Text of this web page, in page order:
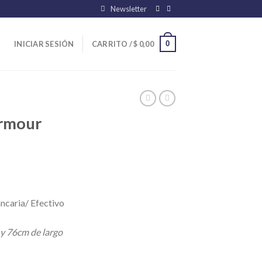
Newsletter
INICIAR SESIÓN CARRITO /$ 0,00 0
Efectivo
76cm de largo